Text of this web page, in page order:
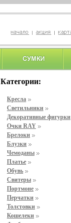
Категории:
Кресла
Светильники
Декоративные фигурки
Очки RAY
Брелоки
Блузки
Чемоданы
Платье
Обувь
Свитеры
Портмоне
Перчатки
Толстовки
Кошелеки